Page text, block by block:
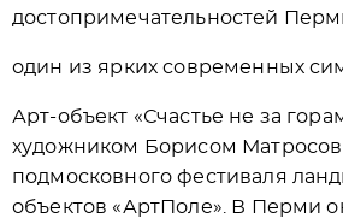
достопримечательностей
один из ярких современных
Арт-объект «Счастье не за
художником Борисом
подмосковного фестиваля
объектов «АртПоле». В Перми